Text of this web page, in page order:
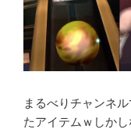
まるべりチャンネ
たアイテムｗしか